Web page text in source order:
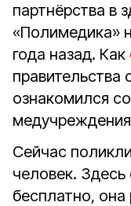
партнёрства в
«Полимедика»
года назад. Как
правительства
ознакомился
Сейчас
человек. Здесь
бесплатно,